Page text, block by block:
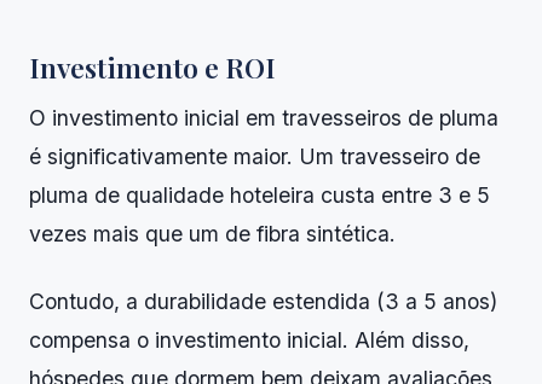
Investimento e ROI
O investimento inicial em travesseiros de pluma
é significativamente maior. Um travesseiro de
pluma de qualidade hoteleira custa entre 3 e 5
vezes mais que um de fibra sintética.
Contudo, a durabilidade estendida (3 a 5 anos)
compensa o investimento inicial. Além disso,
hóspedes que dormem bem deixam avaliações